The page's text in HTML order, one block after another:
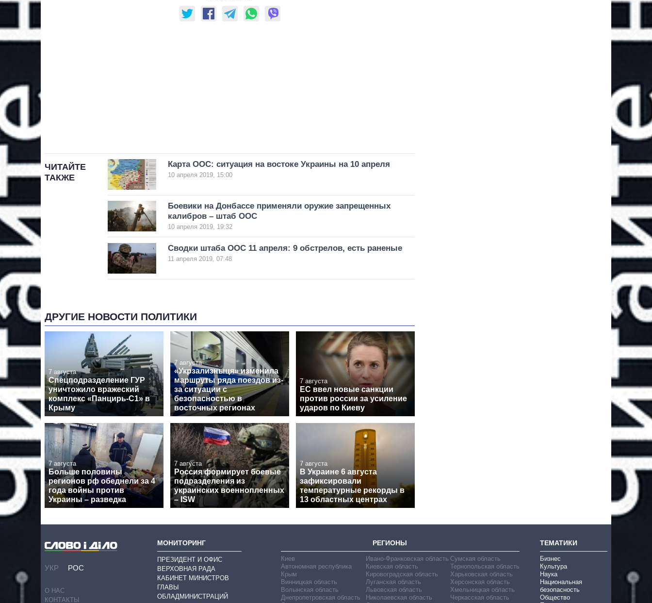
ЧИТАЙТЕ
ТАКЖЕ
Карта ООС: ситуация на востоке Украины на 10 апреля
10 апреля 2019, 15:00
Боевики на Донбассе применяли оружие запрещенных
калибров – штаб ООС
10 апреля 2019, 19:32
Сводки штаба ООС 11 апреля: 9 обстрелов, есть раненые
11 апреля 2019, 07:48
ДРУГИЕ НОВОСТИ ПОЛИТИКИ
7 августа
Спецподразделение ГУР
уничтожило вражеский
комплекс «Панцирь-С1» в
Крыму
7 августа
«Укрзализныця» изменила
маршруты ряда поездов из-
за ситуации с
безопасностью в
восточных регионах
7 августа
ЕС ввел новые санкции
против россии за усиление
ударов по Киеву
7 августа
Больше половины
регионов рф обеднели за 4
года войны против
Украины – разведка
7 августа
Россия формирует боевые
подразделения из
украинских военнопленных
– ISW
7 августа
В Украине 6 августа
зафиксировали
температурные рекорды в
13 областных центрах
УКР РОС
О НАС
КОНТАКТЫ
МОНИТОРИНГ
ПРЕЗИДЕНТ И ОФИС
ВЕРХОВНАЯ РАДА
КАБИНЕТ МИНИСТРОВ
ГЛАВЫ
ОБЛАДМИНИСТРАЦИЙ
РЕГИОНЫ
Киев
Автономная республика
Крым
Винницкая область
Волынская область
Днепропетровская область
Ивано-Франковская область
Киевская область
Кировоградская область
Луганская область
Львовская область
Николаевская область
Сумская область
Тернопольская область
Харьковская область
Херсонская область
Хмельницкая область
Черкасская область
ТЕМАТИКИ
Бизнес
Культура
Наука
Национальная
безопасность
Общество